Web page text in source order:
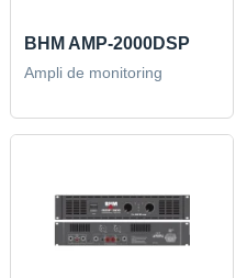
BHM AMP-2000DSP
Ampli de monitoring